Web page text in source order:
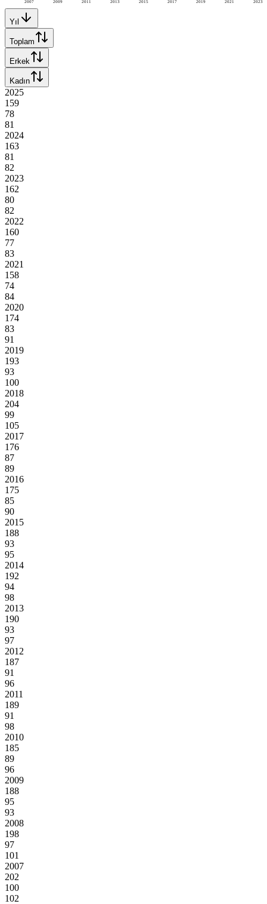
2007 2009 2011 2013 2015 2017 2019 2021 2023
Yıl
Toplam
Erkek
Kadın
2025
159
78
81
2024
163
81
82
2023
162
80
82
2022
160
77
83
2021
158
74
84
2020
174
83
91
2019
193
93
100
2018
204
99
105
2017
176
87
89
2016
175
85
90
2015
188
93
95
2014
192
94
98
2013
190
93
97
2012
187
91
96
2011
189
91
98
2010
185
89
96
2009
188
95
93
2008
198
97
101
2007
202
100
102